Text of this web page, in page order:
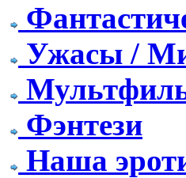
Ужасы /
Фэнтези
Наша